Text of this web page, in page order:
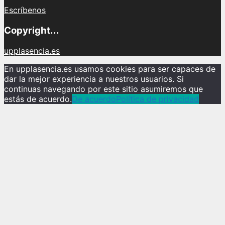
Escríbenos
Copyright...
upplasencia.es
En upplasencia.es usamos cookies para ser capaces de
dar la mejor experiencia a nuestros usuarios. Si
continuas navegando por este sitio asumiremos que
estás de acuerdo.De acuerdoPolítica de privacidad